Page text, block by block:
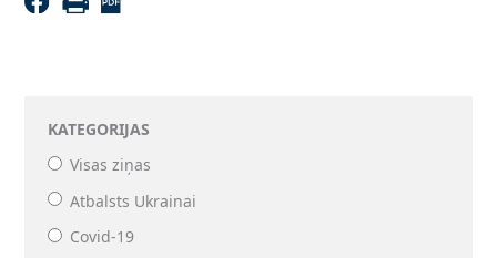
KATEGORIJAS
Visas ziņas
Atbalsts Ukrainai
Covid-19